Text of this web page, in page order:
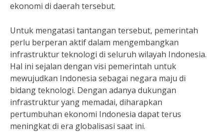
ekonomi di daerah tersebut.
Untuk mengatasi tantangan tersebut, pemerintah
perlu berperan aktif dalam mengembangkan
infrastruktur teknologi di seluruh wilayah Indonesia.
Hal ini sejalan dengan visi pemerintah untuk
mewujudkan Indonesia sebagai negara maju di
bidang teknologi. Dengan adanya dukungan
infrastruktur yang memadai, diharapkan
pertumbuhan ekonomi Indonesia dapat terus
meningkat di era globalisasi saat ini.